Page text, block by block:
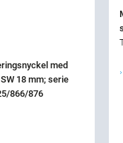
med
18 mm; serie
866/876